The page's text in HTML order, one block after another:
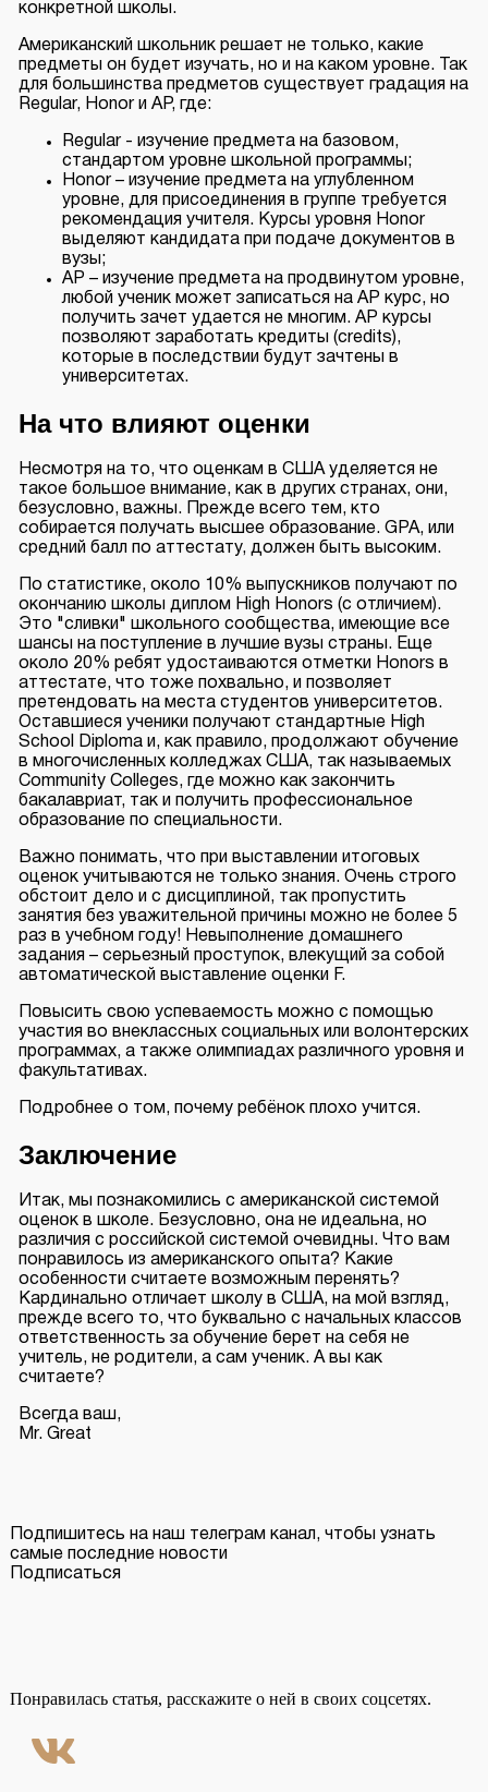
конкретной школы.
Американский школьник решает не только, какие
предметы он будет изучать, но и на каком уровне. Так
для большинства предметов существует градация на
Regular, Honor и AP, где:
Regular - изучение предмета на базовом,
стандартом уровне школьной программы;
Honor – изучение предмета на углубленном
уровне, для присоединения в группе требуется
рекомендация учителя. Курсы уровня Honor
выделяют кандидата при подаче документов в
вузы;
AP – изучение предмета на продвинутом уровне,
любой ученик может записаться на AP курс, но
получить зачет удается не многим. AP курсы
позволяют заработать кредиты (credits),
которые в последствии будут зачтены в
университетах.
На что влияют оценки
Несмотря на то, что оценкам в США уделяется не
такое большое внимание, как в других странах, они,
безусловно, важны. Прежде всего тем, кто
собирается получать высшее образование. GPA, или
средний балл по аттестату, должен быть высоким.
По статистике, около 10% выпускников получают по
окончанию школы диплом High Honors (с отличием).
Это "сливки" школьного сообщества, имеющие все
шансы на поступление в лучшие вузы страны. Еще
около 20% ребят удостаиваются отметки Honors в
аттестате, что тоже похвально, и позволяет
претендовать на места студентов университетов.
Оставшиеся ученики получают стандартные High
School Diploma и, как правило, продолжают обучение
в многочисленных колледжах США, так называемых
Community Colleges, где можно как закончить
бакалавриат, так и получить профессиональное
образование по специальности.
Важно понимать, что при выставлении итоговых
оценок учитываются не только знания. Очень строго
обстоит дело и с дисциплиной, так пропустить
занятия без уважительной причины можно не более 5
раз в учебном году! Невыполнение домашнего
задания – серьезный проступок, влекущий за собой
автоматической выставление оценки F.
Повысить свою успеваемость можно с помощью
участия во внеклассных социальных или волонтерских
программах, а также олимпиадах различного уровня и
факультативах.
Подробнее о том, почему ребёнок плохо учится .
Заключение
Итак, мы познакомились с американской системой
оценок в школе. Безусловно, она не идеальна, но
различия с российской системой очевидны. Что вам
понравилось из американского опыта? Какие
особенности считаете возможным перенять?
Кардинально отличает школу в США, на мой взгляд,
прежде всего то, что буквально с начальных классов
ответственность за обучение берет на себя не
учитель, не родители, а сам ученик. А вы как
считаете?
Всегда ваш,
Mr. Great
Подпишитесь на наш телеграм канал, чтобы узнать
самые последние новости
Подписаться
Понравилась статья, расскажите о ней в своих соцсетях.